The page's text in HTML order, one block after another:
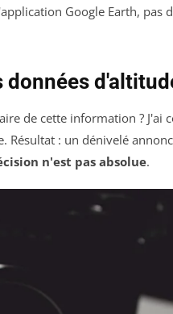
Google Earth, pas
de cette information ? J'ai
: un dénivelé
n'est pas absolue.